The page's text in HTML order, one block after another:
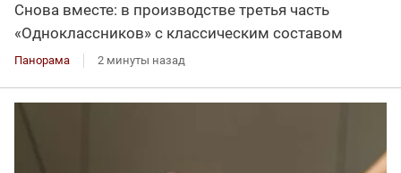
Снова вместе: в производстве третья часть
«Одноклассников» с классическим составом
Панорама 2 минуты назад